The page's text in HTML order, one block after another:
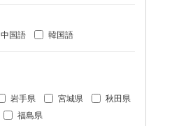
中国語 韓国語
岩手県 宮城県
秋田県
福島県